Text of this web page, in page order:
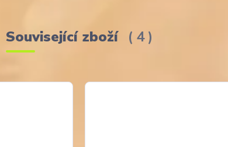
Související zboží 4